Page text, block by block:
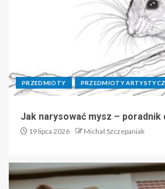
PRZEDMIOTY PRZEDMIOTY
Jak narysować mysz – poradnik
19 lipca 2026 Michał Szczepaniak